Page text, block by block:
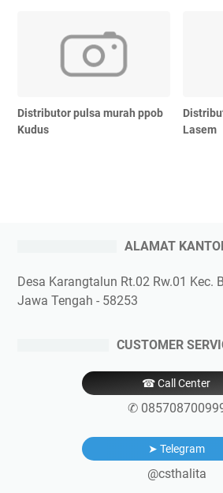
Distributor pulsa murah ppob
Kudus
Lasem
ALAMAT
Desa Karangtalun Rt.02 Rw.01 Kec.
Jawa Tengah - 58253
CUSTOMER
☎ Call Center
✆
➤ Telegram
@csthalita